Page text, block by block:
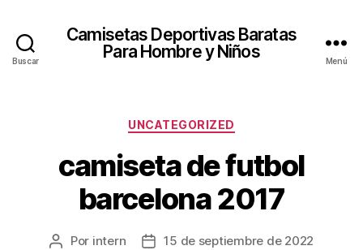
Buscar
Camisetas Deportivas Baratas
Para Hombre y Niños
Menú
Categorías
UNCATEGORIZED
camiseta de futbol
barcelona 2017
Autor
Por intern
Fecha15 de septiembre de 2022